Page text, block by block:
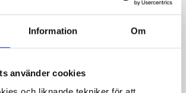
Information Om
använder cookies
Vattentålig polyester (IPX3-
Blue